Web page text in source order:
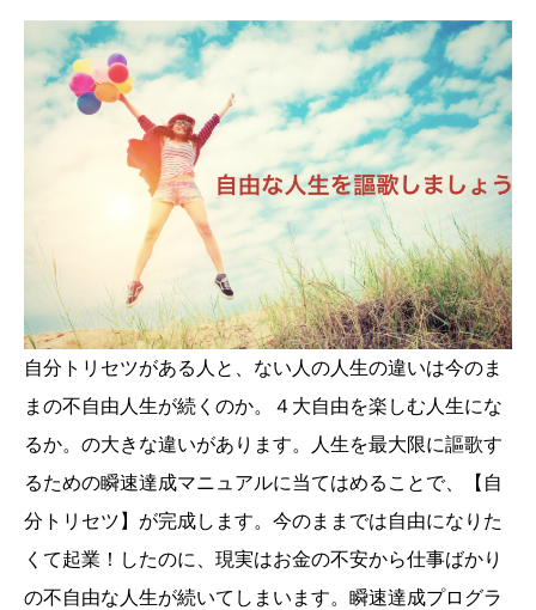
自分トリセツがある人と、ない人の人生の違いは今のま
まの不自由人生が続くのか。４大自由を楽しむ人生にな
るか。の大きな違いがあります。人生を最大限に謳歌す
るための瞬速達成マニュアルに当てはめることで、【自
分トリセツ】が完成します。今のままでは自由になりた
くて起業！したのに、現実はお金の不安から仕事ばかり
の不自由な人生が続いてしまいます。瞬速達成プログラ